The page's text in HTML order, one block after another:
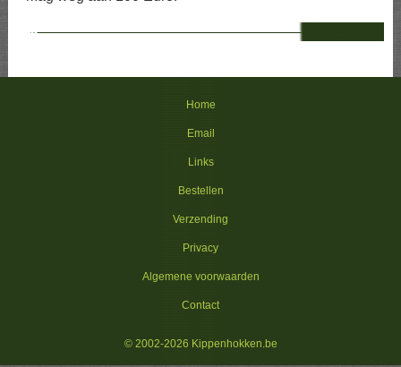
--
Home
Email
Links
Bestellen
Verzending
Privacy
Algemene voorwaarden
Contact
© 2002-2026 Kippenhokken.be